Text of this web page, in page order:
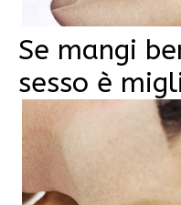
Se mangi
sesso è